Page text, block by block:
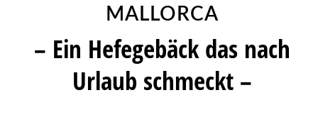
MALLORCA
– Ein Hefegebäck das nach
Urlaub schmeckt –